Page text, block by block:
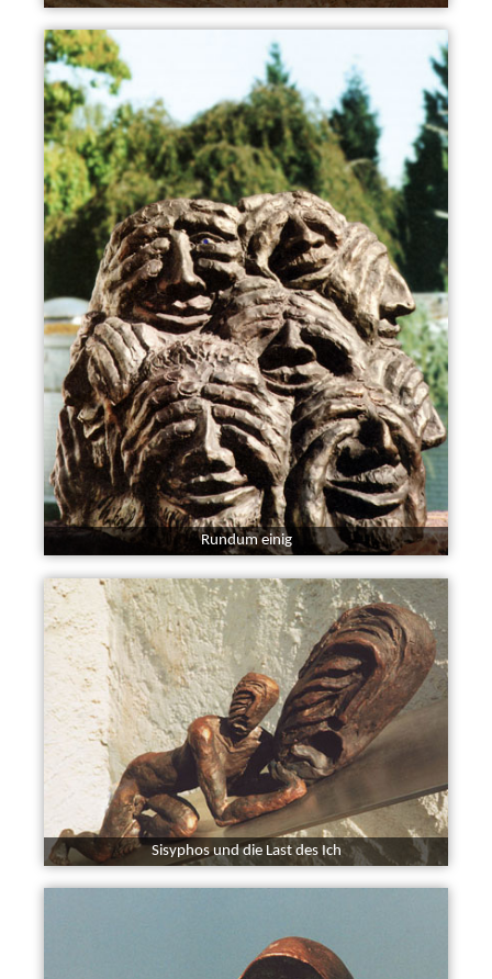
Rundum einig
Sisyphos und die Last des Ich